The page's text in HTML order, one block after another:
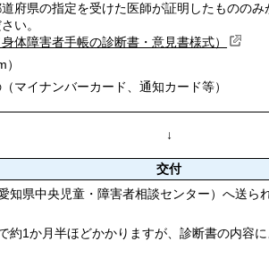
府県の指定を受けた医師が証明したものの
い。
体障害者手帳の診断書・意見書様式）
マイナンバーカード、通知カード等）
↓
交付
知県中央児童・障害者相談センター）へ送ら
約1か月半ほどかかりますが、診断書の内容